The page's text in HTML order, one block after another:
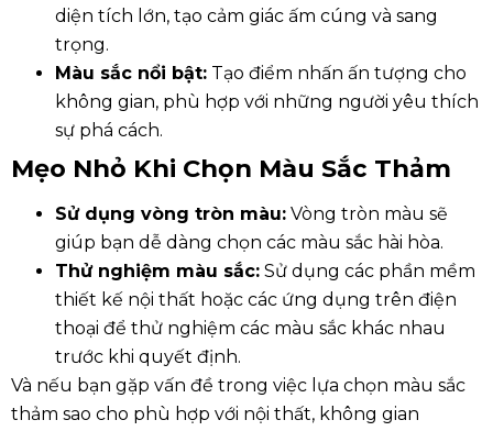
diện tích lớn, tạo cảm giác ấm cúng và sang
trọng.
Màu sắc nổi bật: Tạo điểm nhấn ấn tượng cho
không gian, phù hợp với những người yêu thích
sự phá cách.
Mẹo Nhỏ Khi Chọn Màu Sắc Thảm
Sử dụng vòng tròn màu: Vòng tròn màu sẽ
giúp bạn dễ dàng chọn các màu sắc hài hòa.
Thử nghiệm màu sắc: Sử dụng các phần mềm
thiết kế nội thất hoặc các ứng dụng trên điện
thoại để thử nghiệm các màu sắc khác nhau
trước khi quyết định.
Và nếu bạn gặp vấn đề trong việc lựa chọn màu sắc
thảm sao cho phù hợp với nội thất, không gian